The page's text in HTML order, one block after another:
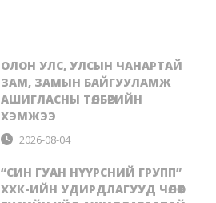
ОЛОН УЛС, УЛСЫН ЧАНАРТАЙ
ЗАМ, ЗАМЫН БАЙГУУЛАМЖ
АШИГЛАСНЫ ТӨЛБӨРИЙН
ХЭМЖЭЭ
2026-08-04
“СИН ГУАН НҮҮРСНИЙ ГРУПП”
ХХК-ИЙН УДИРДЛАГУУД ЧӨЛӨӨТ